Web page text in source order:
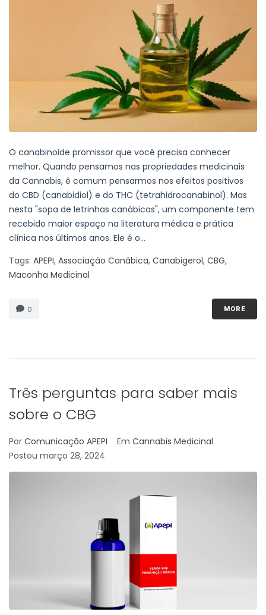
O canabinoide promissor que você precisa conhecer
melhor. Quando pensamos nas propriedades medicinais
da Cannabis, é comum pensarmos nos efeitos positivos
do CBD (canabidiol) e do THC (tetrahidrocanabinol). Mas
nesta "sopa de letrinhas canábicas", um componente tem
recebido maior espaço na literatura médica e prática
clínica nos últimos anos. Ele é o...
Tags: APEPI, Associação Canábica, Canabigerol, CBG,
Maconha Medicinal
0 MORE
Três perguntas para saber mais
sobre o CBG
Por Comunicação APEPI Em Cannabis Medicinal
Postou março 28, 2024